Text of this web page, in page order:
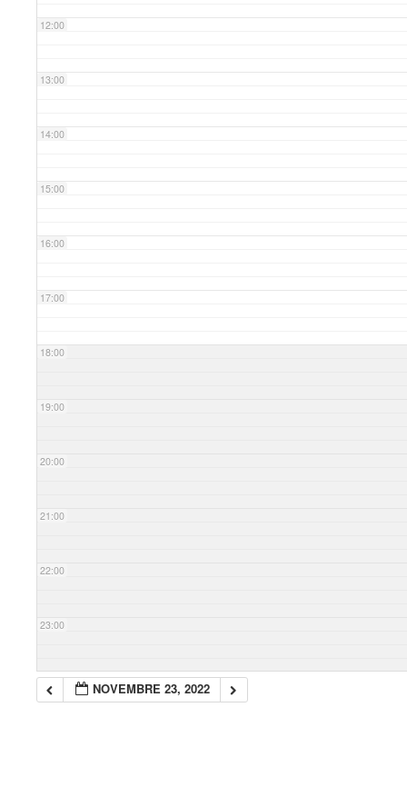
12:00
13:00
14:00
15:00
16:00
17:00
18:00
19:00
20:00
21:00
22:00
23:00
NOVEMBRE 23, 2022